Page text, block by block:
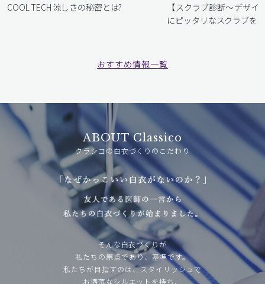
COOL TECH 涼しさの秘密とは?
【スクラブ診断〜デザイ
にピッタリなスクラブを
おすすめ情報一覧
ABOUT Classico
クラシコの白衣づくりのこだわり
そんな白衣づくりが
私たちの原点であり、基準です。
私たちが目指すのは、スタイリッシュで
お洒落なシルエットを持ち、